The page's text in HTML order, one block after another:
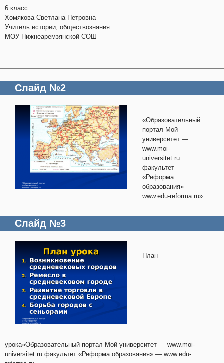
6 класс
Хомякова Светлана Петровна
Учитель истории, обществознания
МОУ Нижнеаремзянской СОШ
Слайд №2
«Образовательный
портал Мой
университет —
www.moi-
universitet.ru
факультет
«Реформа
образования» —
www.edu-reforma.ru»
Слайд №3
План
урока»Образовательный портал Мой университет — www.moi-
universitet.ru факультет «Реформа образования» — www.edu-